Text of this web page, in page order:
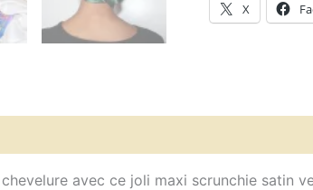
X
avec ce joli maxi scrunchie satin